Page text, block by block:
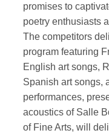
promises to
poetry enthusiasts
The competitors
program featuring
English art songs,
Spanish art songs,
performances,
acoustics of Salle
of Fine Arts, will